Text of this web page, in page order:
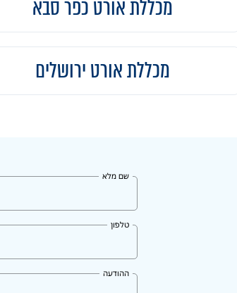
מכללת אורט כפר סבא
מכללת אורט ירושלים
שם מלא
טלפון
ההודעה